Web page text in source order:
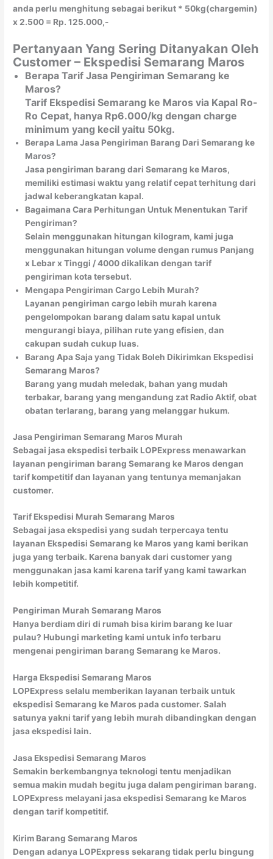
anda perlu menghitung sebagai berikut * 50kg(chargemin)
x 2.500 = Rp. 125.000,-
Pertanyaan Yang Sering Ditanyakan Oleh
Customer – Ekspedisi Semarang Maros
Berapa Tarif Jasa Pengiriman Semarang ke
Maros?
Tarif Ekspedisi Semarang ke Maros via Kapal Ro-
Ro Cepat, hanya Rp6.000/kg dengan charge
minimum yang kecil yaitu 50kg.
Berapa Lama Jasa Pengiriman Barang Dari Semarang ke
Maros?
Jasa pengiriman barang dari Semarang ke Maros,
memiliki estimasi waktu yang relatif cepat terhitung dari
jadwal keberangkatan kapal.
Bagaimana Cara Perhitungan Untuk Menentukan Tarif
Pengiriman?
Selain menggunakan hitungan kilogram, kami juga
menggunakan hitungan volume dengan rumus Panjang
x Lebar x Tinggi / 4000 dikalikan dengan tarif
pengiriman kota tersebut.
Mengapa Pengiriman Cargo Lebih Murah?
Layanan pengiriman cargo lebih murah karena
pengelompokan barang dalam satu kapal untuk
mengurangi biaya, pilihan rute yang efisien, dan
cakupan sudah cukup luas.
Barang Apa Saja yang Tidak Boleh Dikirimkan Ekspedisi
Semarang Maros?
Barang yang mudah meledak, bahan yang mudah
terbakar, barang yang mengandung zat Radio Aktif, obat
obatan terlarang, barang yang melanggar hukum.
Jasa Pengiriman Semarang Maros Murah
Sebagai jasa ekspedisi terbaik LOPExpress menawarkan
layanan pengiriman barang Semarang ke Maros dengan
tarif kompetitif dan layanan yang tentunya memanjakan
customer.
Tarif Ekspedisi Murah Semarang Maros
Sebagai jasa ekspedisi yang sudah terpercaya tentu
layanan Ekspedisi Semarang ke Maros yang kami berikan
juga yang terbaik. Karena banyak dari customer yang
menggunakan jasa kami karena tarif yang kami tawarkan
lebih kompetitif.
Pengiriman Murah Semarang Maros
Hanya berdiam diri di rumah bisa kirim barang ke luar
pulau? Hubungi marketing kami untuk info terbaru
mengenai pengiriman barang Semarang ke Maros.
Harga Ekspedisi Semarang Maros
LOPExpress selalu memberikan layanan terbaik untuk
ekspedisi Semarang ke Maros pada customer. Salah
satunya yakni tarif yang lebih murah dibandingkan dengan
jasa ekspedisi lain.
Jasa Ekspedisi Semarang Maros
Semakin berkembangnya teknologi tentu menjadikan
semua makin mudah begitu juga dalam pengiriman barang.
LOPExpress melayani jasa ekspedisi Semarang ke Maros
dengan tarif kompetitif.
Kirim Barang Semarang Maros
Dengan adanya LOPExpress sekarang tidak perlu bingung